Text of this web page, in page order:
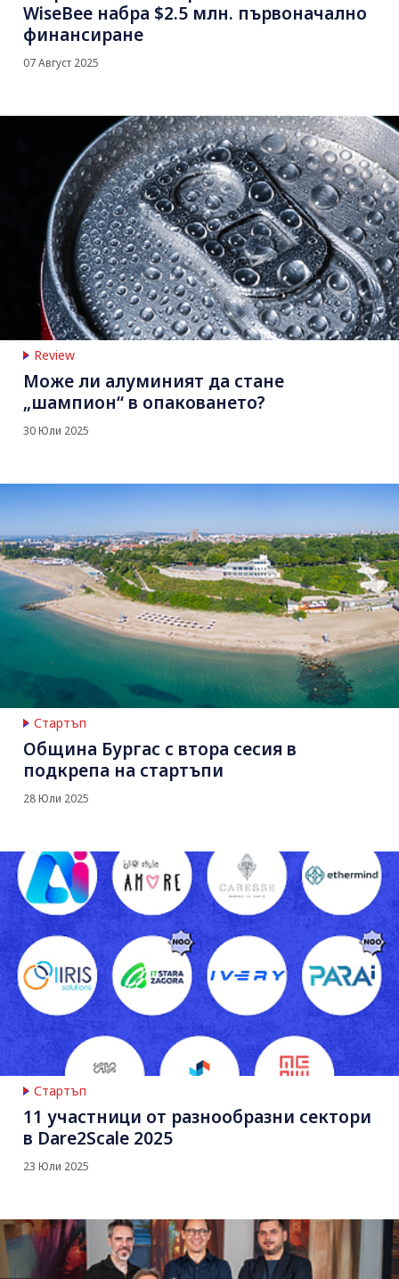
WiseBee набра $2.5 млн. първоначално
финансиране
07 Август 2025
Review
Може ли алуминият да стане
„шампион“ в опаковането?
30 Юли 2025
Стартъп
Община Бургас с втора сесия в
подкрепа на стартъпи
28 Юли 2025
Стартъп
11 участници от разнообразни сектори
в Dare2Scale 2025
23 Юли 2025